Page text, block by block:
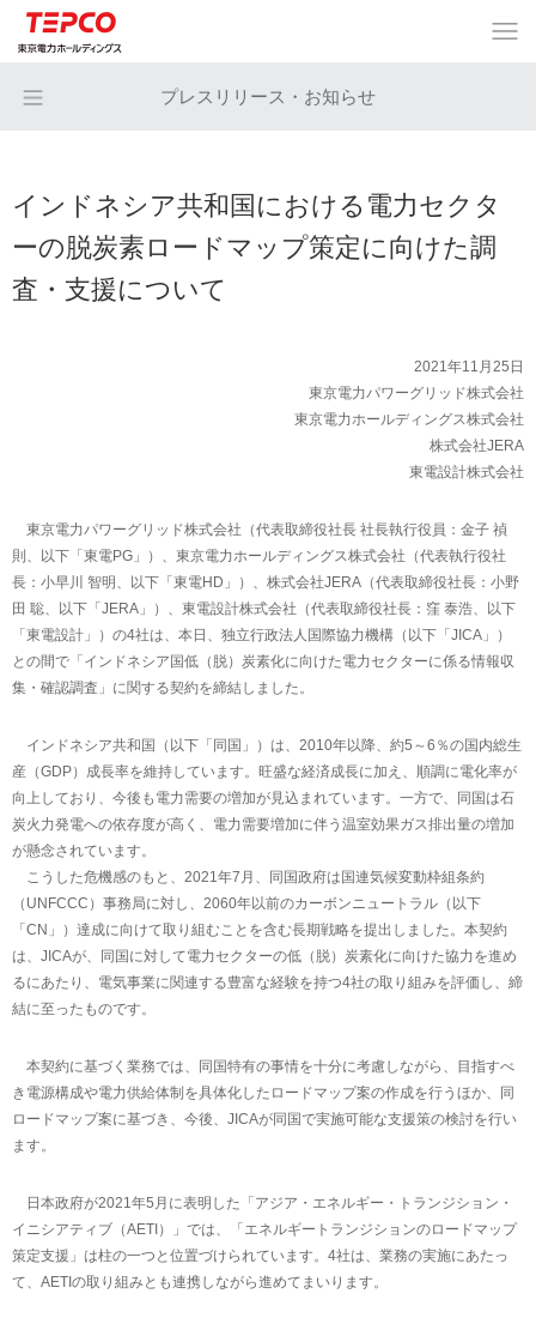
プレスリリース・お知らせ
インドネシア共和国における電力セクタ
ーの脱炭素ロードマップ策定に向けた調
査・支援について
2021年11月25日
東京電力パワーグリッド株式会社
東京電力ホールディングス株式会社
株式会社JERA
東電設計株式会社
東京電力パワーグリッド株式会社（代表取締役社長 社長執行役員：金子 禎
則、以下「東電PG」）、東京電力ホールディングス株式会社（代表執行役社
長：小早川 智明、以下「東電HD」）、株式会社JERA（代表取締役社長：小野
田 聡、以下「JERA」）、東電設計株式会社（代表取締役社長：窪 泰浩、以下
「東電設計」）の4社は、本日、独立行政法人国際協力機構（以下「JICA」）
との間で「インドネシア国低（脱）炭素化に向けた電力セクターに係る情報収
集・確認調査」に関する契約を締結しました。
インドネシア共和国（以下「同国」）は、2010年以降、約5～6％の国内総生
産（GDP）成長率を維持しています。旺盛な経済成長に加え、順調に電化率が
向上しており、今後も電力需要の増加が見込まれています。一方で、同国は石
炭火力発電への依存度が高く、電力需要増加に伴う温室効果ガス排出量の増加
が懸念されています。
こうした危機感のもと、2021年7月、同国政府は国連気候変動枠組条約
（UNFCCC）事務局に対し、2060年以前のカーボンニュートラル（以下
「CN」）達成に向けて取り組むことを含む長期戦略を提出しました。本契約
は、JICAが、同国に対して電力セクターの低（脱）炭素化に向けた協力を進め
るにあたり、電気事業に関連する豊富な経験を持つ4社の取り組みを評価し、締
結に至ったものです。
本契約に基づく業務では、同国特有の事情を十分に考慮しながら、目指すべ
き電源構成や電力供給体制を具体化したロードマップ案の作成を行うほか、同
ロードマップ案に基づき、今後、JICAが同国で実施可能な支援策の検討を行い
ます。
日本政府が2021年5月に表明した「アジア・エネルギー・トランジション・
イニシアティブ（AETI）」では、「エネルギートランジションのロードマップ
策定支援」は柱の一つと位置づけられています。4社は、業務の実施にあたっ
て、AETIの取り組みとも連携しながら進めてまいります。